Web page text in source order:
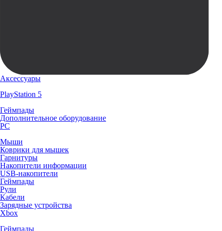
Аксессуары
PlayStation 5
Геймпады
Дополнительное оборудование
PC
Мыши
Коврики для мышек
Гарнитуры
Накопители информации
USB-накопители
Геймпады
Рули
Кабели
Зарядные устройства
Xbox
Геймпады